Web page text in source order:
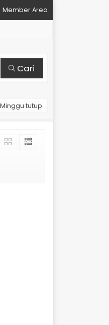
Member Area
Cari
tutup